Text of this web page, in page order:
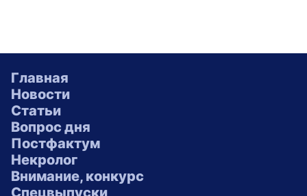
Главная
Новости
Статьи
Вопрос дня
Постфактум
Некролог
Внимание, конкурс
Спецвыпуски